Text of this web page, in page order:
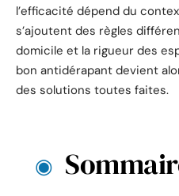
l’efficacité dépend du
s’ajoutent des règles
domicile et la rigueur des
bon antidérapant devient
des solutions toutes faites.